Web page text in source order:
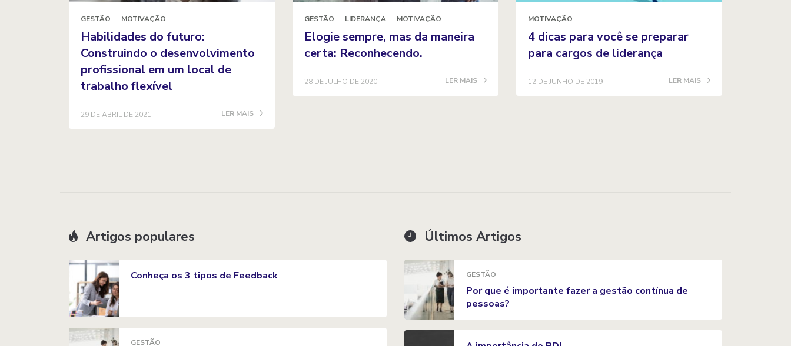
GESTÃO MOTIVAÇÃO
Habilidades do futuro:
Construindo o desenvolvimento
profissional em um local de
trabalho flexível
29 DE ABRIL DE 2021 LER MAIS
GESTÃO LIDERANÇA MOTIVAÇÃO
Elogie sempre, mas da maneira
certa: Reconhecendo.
28 DE JULHO DE 2020 LER MAIS
MOTIVAÇÃO
4 dicas para você se preparar
para cargos de liderança
12 DE JUNHO DE 2019 LER MAIS
Artigos populares
Conheça os 3 tipos de Feedback
GESTÃO
Últimos Artigos
GESTÃO
Por que é importante fazer a gestão contínua de
pessoas?